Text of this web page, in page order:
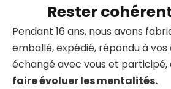
Rester
Pendant 16 ans, nous avons
emballé, expédié, répondu à vos
échangé avec vous et participé,
faire évoluer les mentalités.